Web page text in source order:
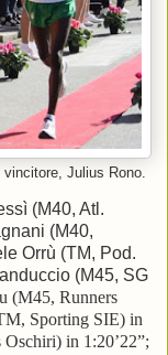
vincitore, Julius Rono.
(M40, Atl.
(M40,
Orrù (TM, Pod.
(M45, SG
(M45, Runners
Sporting SIE) in
in 1:20’22”;